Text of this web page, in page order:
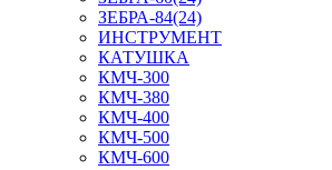
ЗЕБРА-84(24)
ИНСТРУМЕНТ
КАТУШКА
КМЧ-300
КМЧ-380
КМЧ-400
КМЧ-500
КМЧ-600